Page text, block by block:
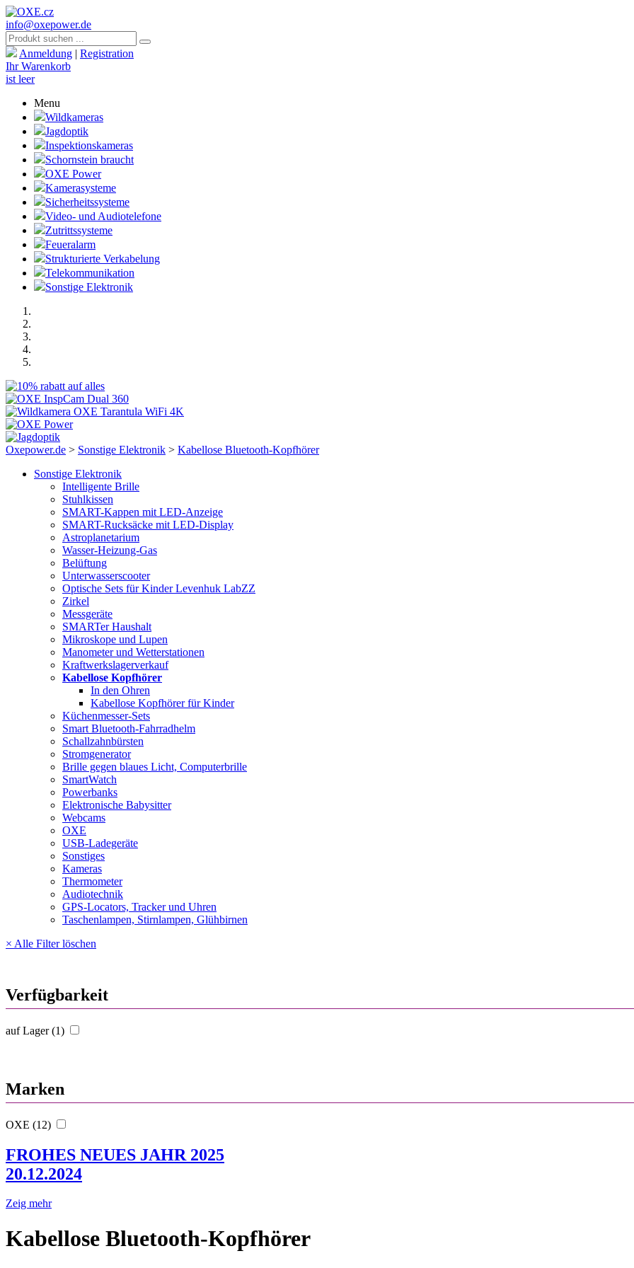
info@oxepower.de
Anmeldung | Registration
Ihr Warenkorb
ist leer
Menu
Wildkameras
Jagdoptik
Inspektionskameras
Schornstein braucht
OXE Power
Kamerasysteme
Sicherheitssysteme
Video- und Audiotelefone
Zutrittssysteme
Feueralarm
Strukturierte Verkabelung
Telekommunikation
Sonstige Elektronik
Oxepower.de > Sonstige Elektronik > Kabellose Bluetooth-Kopfhörer
Sonstige Elektronik
Intelligente Brille
Stuhlkissen
SMART-Kappen mit LED-Anzeige
SMART-Rucksäcke mit LED-Display
Astroplanetarium
Wasser-Heizung-Gas
Belüftung
Unterwasserscooter
Optische Sets für Kinder Levenhuk LabZZ
Zirkel
Messgeräte
SMARTer Haushalt
Mikroskope und Lupen
Manometer und Wetterstationen
Kraftwerkslagerverkauf
Kabellose Kopfhörer
In den Ohren
Kabellose Kopfhörer für Kinder
Küchenmesser-Sets
Smart Bluetooth-Fahrradhelm
Schallzahnbürsten
Stromgenerator
Brille gegen blaues Licht, Computerbrille
SmartWatch
Powerbanks
Elektronische Babysitter
Webcams
OXE
USB-Ladegeräte
Sonstiges
Kameras
Thermometer
Audiotechnik
GPS-Locators, Tracker und Uhren
Taschenlampen, Stirnlampen, Glühbirnen
× Alle Filter löschen
Verfügbarkeit
auf Lager (1)
Marken
OXE (12)
FROHES NEUES JAHR 2025
20.12.2024
Zeig mehr
Kabellose Bluetooth-Kopfhörer